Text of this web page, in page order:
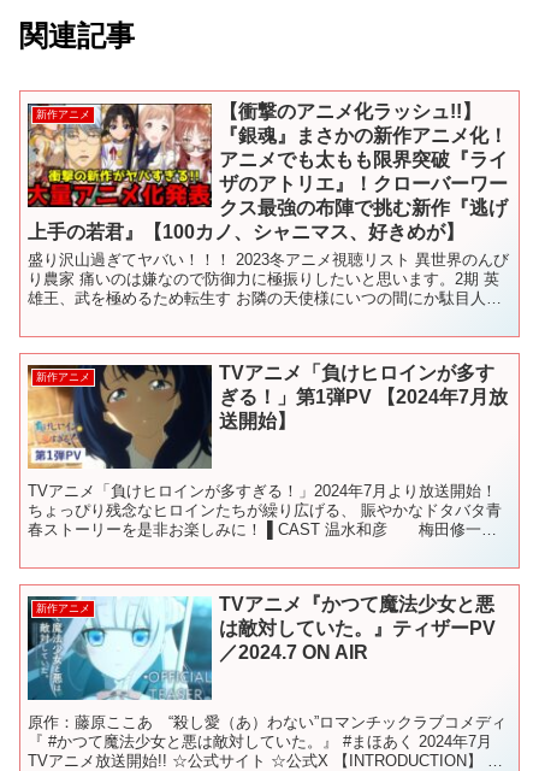
関連記事
新作アニメ
【衝撃のアニメ化ラッシュ!!】
『銀魂』まさかの新作アニメ化！
アニメでも太もも限界突破『ライ
ザのアトリエ』！クローバーワー
クス最強の布陣で挑む新作『逃げ
上手の若君』【100カノ、シャニマス、好きめが】
盛り沢山過ぎてヤバい！！！ 2023冬アニメ視聴リスト 異世界のんび
り農家 痛いのは嫌なので防御力に極振りしたいと思います。2期 英
雄王、武を極めるため転生す お隣の天使様にいつの間にか駄目人間
新作アニメ
TVアニメ「負けヒロインが多す
ぎる！」第1弾PV 【2024年7月放
送開始】
TVアニメ「負けヒロインが多すぎる！」2024年7月より放送開始！
ちょっぴり残念なヒロインたちが繰り広げる、 賑やかなドタバタ青
春ストーリーを是非お楽しみに！ ▌CAST 温水和彦 梅田修一朗
新作アニメ
TVアニメ『かつて魔法少女と悪
は敵対していた。』ティザーPV
／2024.7 ON AIR
原作：藤原ここあ “殺し愛（あ）わない”ロマンチックラブコメディ
『 #かつて魔法少女と悪は敵対していた。』 #まほあく 2024年7月
TVアニメ放送開始!! ☆公式サイト ☆公式X 【INTRODUCTION】 悪